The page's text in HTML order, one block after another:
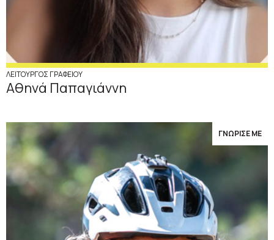
ΛΕΙΤΟΥΡΓΟΣ ΓΡΑΦΕΙΟΥ
Αθηνά Παπαγιάννη
ΓΝΩΡΙΣΕ ΜΕ